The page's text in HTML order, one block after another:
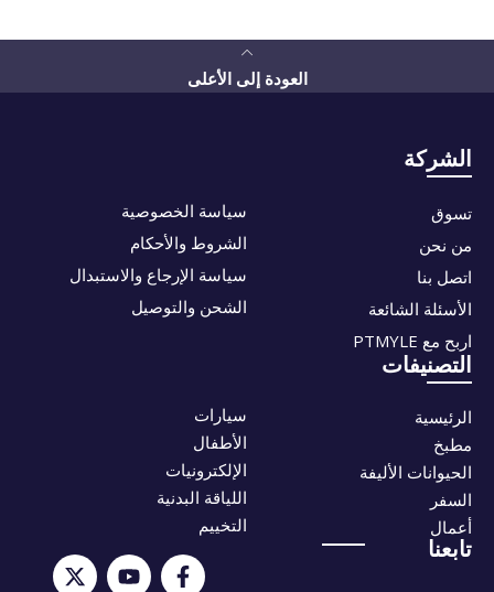
العودة إلى الأعلى
الشركة
تسوق
من نحن
اتصل بنا
الأسئلة الشائعة
اربح مع PTMYLE
سياسة الخصوصية
الشروط والأحكام
سياسة الإرجاع والاستبدال
الشحن والتوصيل
التصنيفات
الرئيسية
مطبخ
الحيوانات الأليفة
السفر
أعمال
سيارات
الأطفال
الإلكترونيات
اللياقة البدنية
التخييم
تابعنا